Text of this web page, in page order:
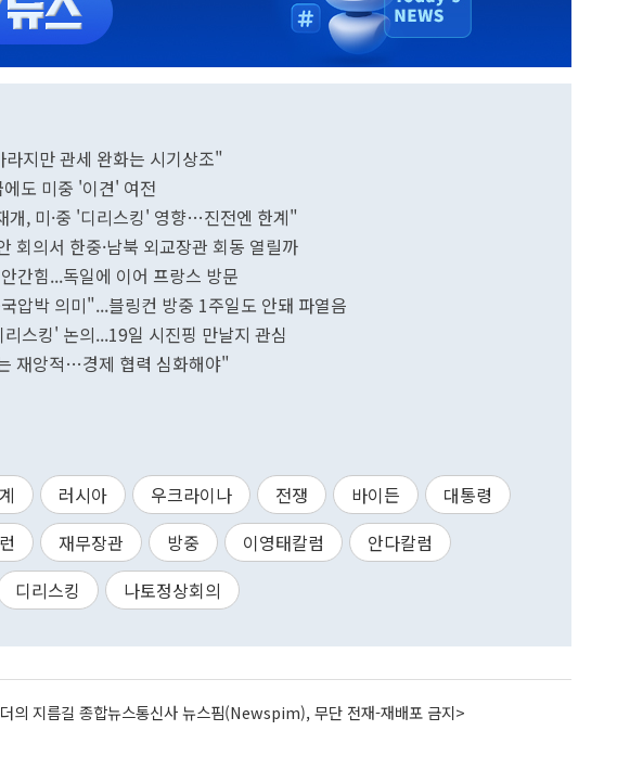
지만 관세 완화는 시기상조"
도 미중 '이견' 여전
개, 미·중 '디리스킹' 영향…진전엔 한계"
회의서 한중·남북 외교장관 회동 열릴까
간힘...독일에 이어 프랑스 방문
압박 의미"...블링컨 방중 1주일도 안돼 파열음
스킹' 논의...19일 시진핑 만날지 관심
재앙적…경제 협력 심화해야"
러시아 우크라이나 전쟁 바이든
대통령
재무장관 방중 이영태칼럼
안다칼럼
디리스킹 나토정상회의
의 지름길 종합뉴스통신사 뉴스핌(Newspim), 무단 전재-재배포 금지>